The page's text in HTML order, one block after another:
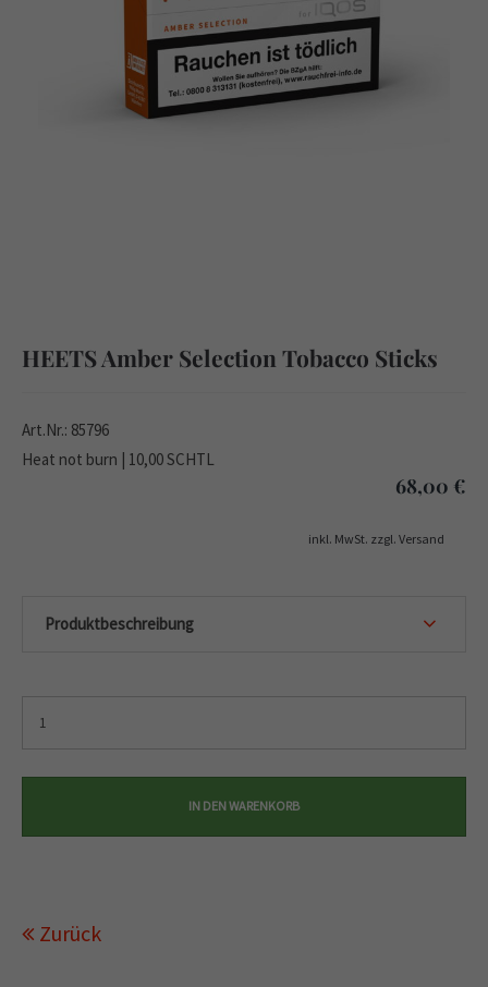
HEETS Amber Selection Tobacco Sticks
Art.Nr.: 85796
Heat not burn | 10,00 SCHTL
68,00 €
inkl. MwSt. zzgl. Versand
Produktbeschreibung
Zurück